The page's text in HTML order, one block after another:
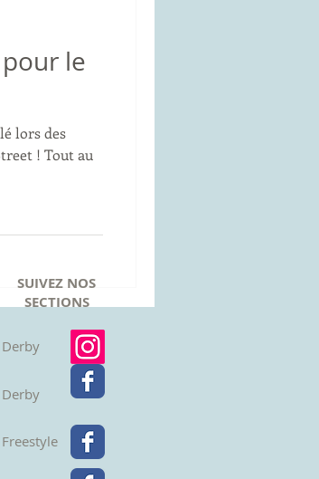
le
lors des
! Tout au
SUIVEZ NOS
SECTIONS
Derby
Derby
Freestyle